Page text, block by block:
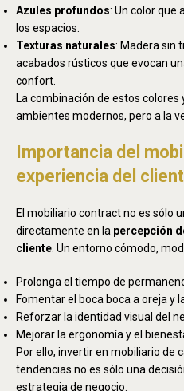
Azules profundos: Un color que
los espacios.
Texturas naturales: Madera sin
acabados rústicos que evocan
confort.
La combinación de estos
ambientes modernos, pero a la
Importancia del
experiencia del
El mobiliario contract no es sólo
directamente en la percepción
cliente . Un entorno cómodo,
Prolonga el tiempo de
Fomentar el boca boca a oreja y
Reforzar la identidad visual del
Mejorar la ergonomía y el
Por ello, invertir en mobiliario de
tendencias no es sólo una
estrategia de negocio.